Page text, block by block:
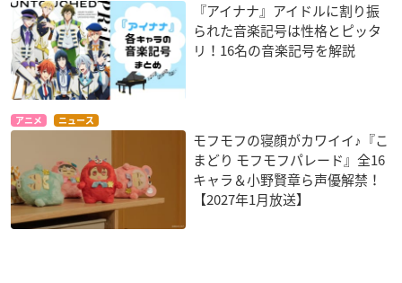
『アイナナ』アイドルに割り振
られた音楽記号は性格とピッタ
リ！16名の音楽記号を解説
アニメ ニュース
モフモフの寝顔がカワイイ♪『こ
まどり モフモフパレード』全16
キャラ＆小野賢章ら声優解禁！
【2027年1月放送】